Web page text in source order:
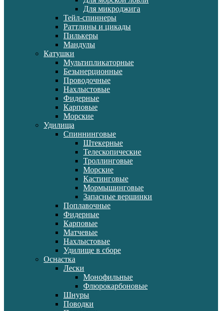
Для микроджига
Тейл-спиннеры
Раттлины и цикады
Пилькеры
Мандулы
Катушки
Мультипликаторные
Безынерционные
Проводочные
Нахлыстовые
Фидерные
Карповые
Морские
Удилища
Спиннинговые
Штекерные
Телескопические
Троллинговые
Морские
Кастинговые
Мормышинговые
Запасные вершинки
Поплавочные
Фидерные
Карповые
Матчевые
Нахлыстовые
Удилище в сборе
Оснастка
Лески
Монофильные
Флюрокарбоновые
Шнуры
Поводки